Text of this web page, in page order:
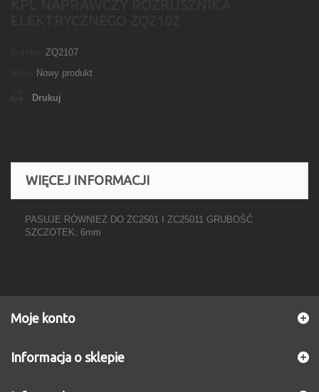
ZQ2107
Nowy produkt
Drukuj
WIĘCEJ INFORMACJI
PASUJE RÓWNIEŻ DO ZC2501 I ZC25011 GRUBOŚĆ
SZCZOTEK: 6mm
Moje konto
Informacja o sklepie